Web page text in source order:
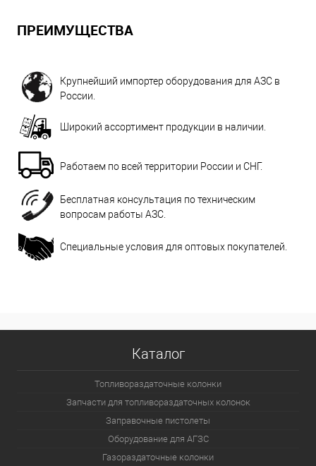
ПРЕИМУЩЕСТВА
Крупнейший импортер оборудования для АЗС в
России.
Широкий ассортимент продукции в наличии.
Работаем по всей территории России и СНГ.
Бесплатная консультация по техническим
вопросам работы АЗС.
Специальные условия для оптовых покупателей.
Каталог
Топливораздаточные колонки
Запчасти для топливораздаточных колонок
Заправочные пистолеты
Оборудование для АГЗС
Газораздаточные колонки